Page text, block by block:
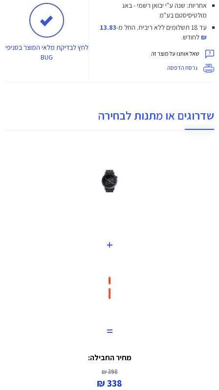
אחריות: שנה ע"י יבואן רשמי - באג
מולטיסיסטם בע"מ
עד 18 תשלומים ללא ריבית.
החל מ-13.83
₪לחודש.
שאל אותנו על מוצר זה
גרסת הדפסה
לחץלבדיקת מלאי המוצר בסניפי
BUG
שדרוגים או מתנות לבחירה
+
=
מחיר החבילה:
398 ₪
338 ₪